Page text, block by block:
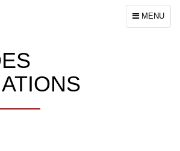
Toggle
navigation
MENU